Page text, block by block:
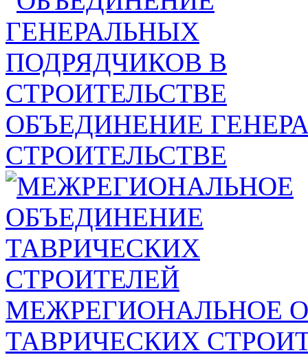
ОБЪЕДИНЕНИЕ
СТРОИТЕЛЬСТВЕ
МЕЖРЕГИОНАЛЬНОЕ
ТАВРИЧЕСКИХ